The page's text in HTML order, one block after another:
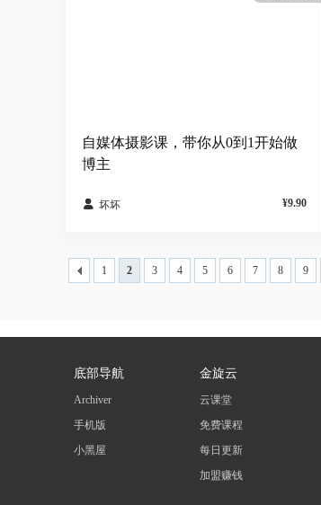
自媒体摄影课，带你从0到1开始做
博主
 坏坏 ¥9.90
1 2 3 4 5 6 7 8 9
底部导航
Archiver
手机版
小黑屋
金旋云
云课堂
免费课程
每日更新
加盟赚钱